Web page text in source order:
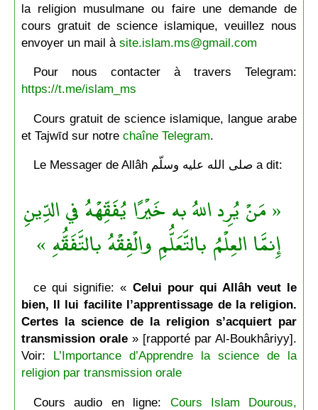
la religion musulmane ou faire une demande de
cours gratuit de science islamique, veuillez nous
envoyer un mail à site.islam.ms@gmail.com
Pour nous contacter à travers Telegram:
https://t.me/islam_ms
Cours gratuit de science islamique, langue arabe
et Tajwīd sur notre chaîne Telegram.
Le Messager de Allâh صلى الله عليه وسلّم a dit:
« مَنْ يُرِد اللهُ به خَيْرًا يُفَقِّهْهُ في الدِّينِ
إِنمَّا العِلْمُ بالتَّعَلُّمِ والْفِقْهُ بالتَّفَقُّهِ »
ce qui signifie: « Celui pour qui Allâh veut le
bien, Il lui facilite l’apprentissage de la religion.
Certes la science de la religion s’acquiert par
transmission orale» [rapporté par Al-Boukhâriyy].
Voir: L’Importance d’Apprendre la science de la
religion par transmission orale
Cours audio en ligne: Cours Islam Dourous,